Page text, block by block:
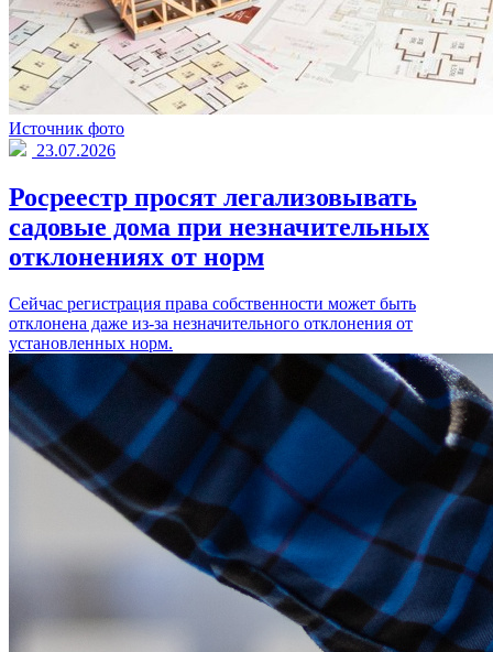
Источник фото
23.07.2026
Росреестр просят легализовывать
садовые дома при незначительных
отклонениях от норм
Сейчас регистрация права собственности может быть
отклонена даже из-за незначительного отклонения от
установленных норм.